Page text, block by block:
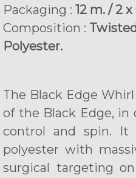
Packaging : 12 m. / 2
Composition :
Polyester.
The Black Edge
of the Black Edge,
control and spin. It
polyester with
surgical targeting